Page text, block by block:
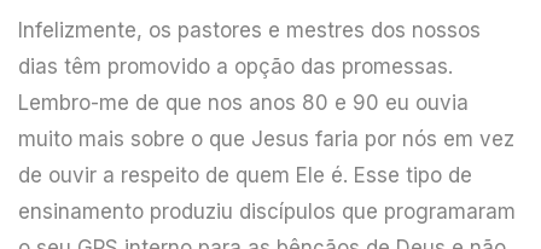
Infelizmente, os pastores e mestres dos nossos
dias têm promovido a opção das promessas.
Lembro-me de que nos anos 80 e 90 eu ouvia
muito mais sobre o que Jesus faria por nós em vez
de ouvir a respeito de quem Ele é. Esse tipo de
ensinamento produziu discípulos que programaram